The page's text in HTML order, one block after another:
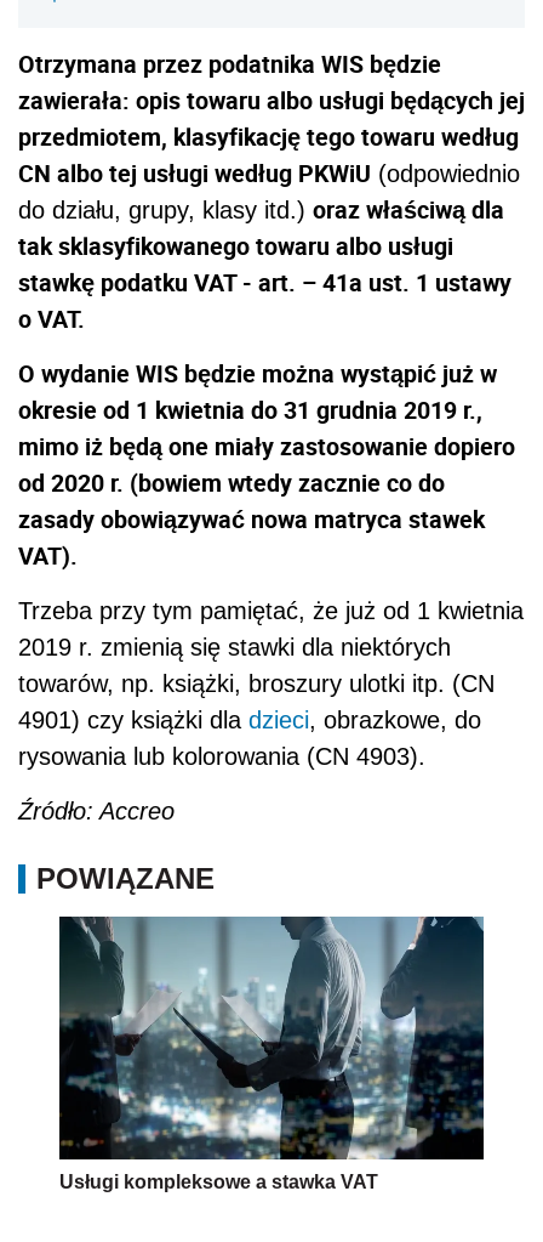
Otrzymana przez podatnika WIS będzie
zawierała: opis towaru albo usługi będących jej
przedmiotem, klasyfikację tego towaru według
CN albo tej usługi według PKWiU (odpowiednio
do działu, grupy, klasy itd.) oraz właściwą dla
tak sklasyfikowanego towaru albo usługi
stawkę podatku VAT - art. – 41a ust. 1 ustawy
o VAT.
O wydanie WIS będzie można wystąpić już w
okresie od 1 kwietnia do 31 grudnia 2019 r.,
mimo iż będą one miały zastosowanie dopiero
od 2020 r. (bowiem wtedy zacznie co do
zasady obowiązywać nowa matryca stawek
VAT).
Trzeba przy tym pamiętać, że już od 1 kwietnia
2019 r. zmienią się stawki dla niektórych
towarów, np. książki, broszury ulotki itp. (CN
4901) czy książki dla dzieci, obrazkowe, do
rysowania lub kolorowania (CN 4903).
Źródło: Accreo
POWIĄZANE
Usługi kompleksowe a stawka VAT